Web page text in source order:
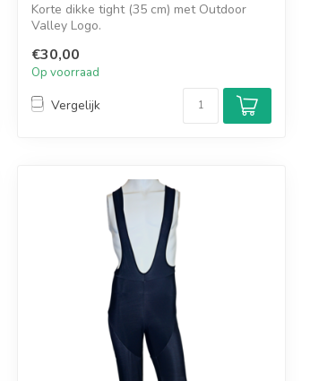
Korte dikke tight (35 cm) met Outdoor
Valley Logo.
€30,00
Op voorraad
Vergelijk